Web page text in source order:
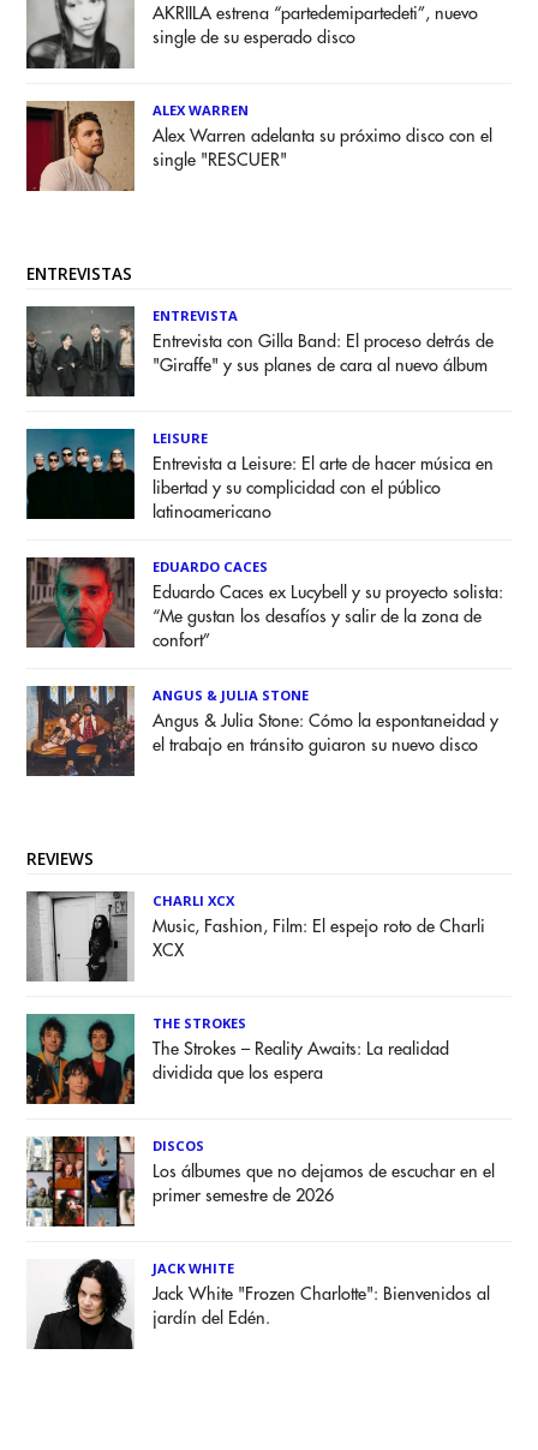
AKRIILA estrena “partedemipartedeti”, nuevo
single de su esperado disco
ALEX WARREN
Alex Warren adelanta su próximo disco con el
single "RESCUER"
ENTREVISTAS
ENTREVISTA
Entrevista con Gilla Band: El proceso detrás de
"Giraffe" y sus planes de cara al nuevo álbum
LEISURE
Entrevista a Leisure: El arte de hacer música en
libertad y su complicidad con el público
latinoamericano
EDUARDO CACES
Eduardo Caces ex Lucybell y su proyecto solista:
“Me gustan los desafíos y salir de la zona de
confort”
ANGUS & JULIA STONE
Angus & Julia Stone: Cómo la espontaneidad y
el trabajo en tránsito guiaron su nuevo disco
REVIEWS
CHARLI XCX
Music, Fashion, Film: El espejo roto de Charli
XCX
THE STROKES
The Strokes – Reality Awaits: La realidad
dividida que los espera
DISCOS
Los álbumes que no dejamos de escuchar en el
primer semestre de 2026
JACK WHITE
Jack White "Frozen Charlotte": Bienvenidos al
jardín del Edén.